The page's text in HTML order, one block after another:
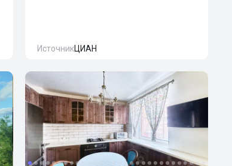
ИсточникЦИАН